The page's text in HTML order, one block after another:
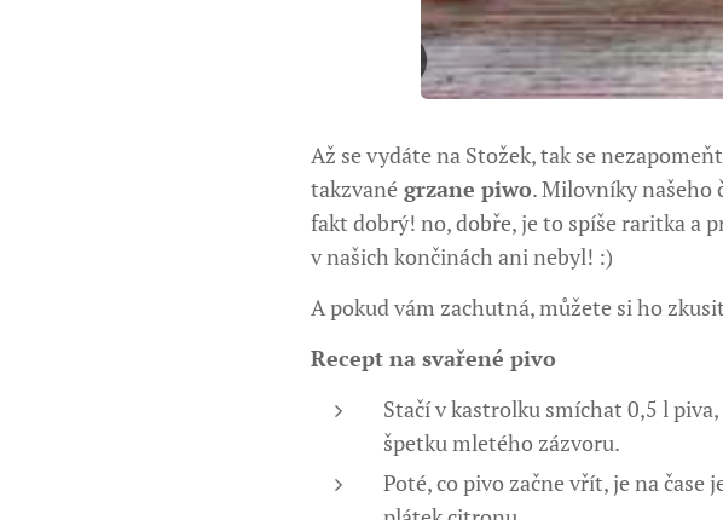
Až se vydáte na Stožek, tak se
takzvané grzane piwo. Milovníky našeho
fakt dobrý! no, dobře, je to spíše raritka a
v našich končinách ani nebyl! :)
A pokud vám zachutná, můžete si ho
Recept na svařené pivo
Stačí v kastrolku smíchat 0,5 l
špetku mletého zázvoru.
Poté, co pivo začne vřít, je na